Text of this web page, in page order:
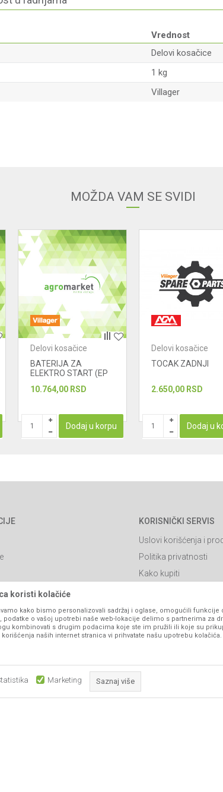
Vrednost
Delovi kosačice
1 kg
Villager
MOŽDA VAM SE SVIDI
Delovi kosačice
BATERIJA ZA
ELEKTRO START (EP
10.764,00 RSD
Dodaj u korpu
Delovi kosačice
TOCAK ZADNJI
2.650,00 RSD
Dodaj u
KORISNIČKI SERVIS
Uslovi korišćenja i
Politika privatnosti
Kako kupiti
Click & Collect
Načini plaćanja
Plaćanje karticama
Pravo na odustajanje
Reklamacije
koristi kolačiće
kako bismo personalizovali sadržaj i oglase, omogućili funkcije
podatke o vašoj upotrebi naše web-lokacije delimo s partnerima za
kombinovati s drugim podacima koje ste im pružili ili koje su
korišćenja naših internet stranica vi prihvatate našu upotrebu kolačića.
Marketing Saznaj više